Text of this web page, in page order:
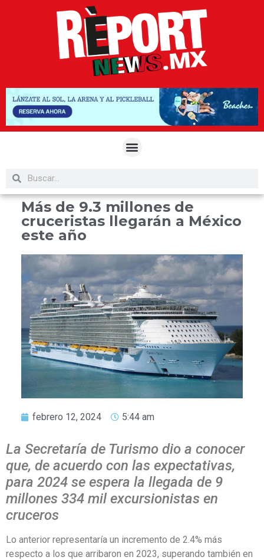
Más de 9.3 millones de
cruceristas llegarán a México
este año
febrero 12, 2024 5:44 am
La Secretaría de Turismo dio a conocer
que, de acuerdo con las expectativas,
para 2024 se espera la llegada de 9
millones 334 mil excursionistas en
cruceros
Lo anterior representaría un incremento de 2.4% más
respecto a los que arribaron en 2023, superando también en